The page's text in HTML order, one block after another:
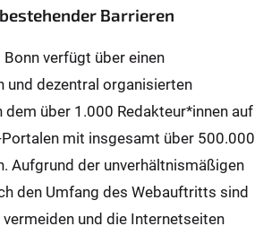
Barrieren
Bonn verfügt über einen
und dezentral organisierten
dem über 1.000 Redakteur*innen auf
mit insgesamt über 500.000
Aufgrund der unverhältnismäßigen
den Umfang des Webauftritts sind
vermeiden und die Internetseiten